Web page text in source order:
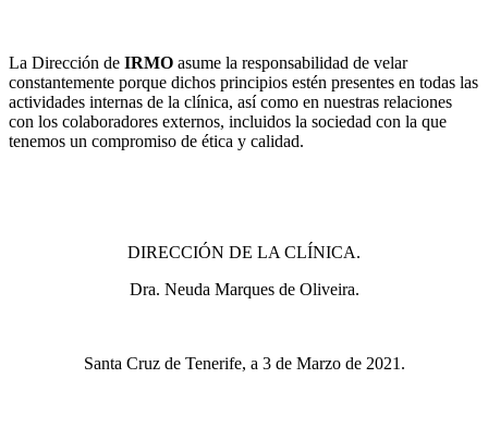
La Dirección de IRMO asume la responsabilidad de velar
constantemente porque dichos principios estén presentes en todas las
actividades internas de la clínica, así como en nuestras relaciones
con los colaboradores externos, incluidos la sociedad con la que
tenemos un compromiso de ética y calidad.
DIRECCIÓN DE LA CLÍNICA.
Dra. Neuda Marques de Oliveira.
Santa Cruz de Tenerife, a 3 de Marzo de 2021.